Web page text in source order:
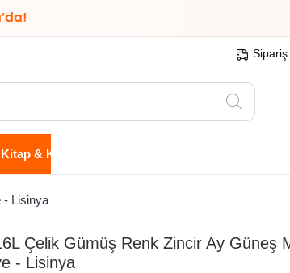
Sipariş
Kitap & Kırtasiye
- Lisinya
Çelik Gümüş Renk Zincir Ay Güneş
- Lisinya